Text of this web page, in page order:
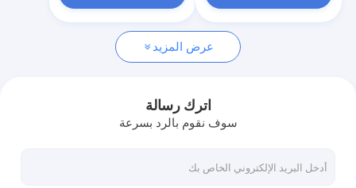
مقابض معدنية نعش
تابوت سوينغ بار
عرض المزيد
اترك رسالة
سوف نقوم بالرد بسرعة